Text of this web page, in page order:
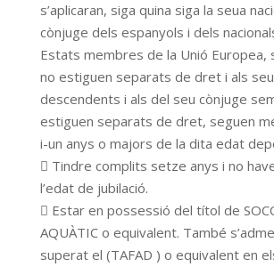
s’aplicaran, siga quina siga la seua
cònjuge dels espanyols i dels
Estats membres de la Unió Europea,
no estiguen separats de dret i als
descendents i als del seu cònjuge
estiguen separats de dret, seguen
i-un anys o majors de la dita edat
 Tindre complits setze anys i no
l’edat de jubilació.
 Estar en possessió del títol de
AQUÀTIC o equivalent. També
superat el (TAFAD ) o equivalent en